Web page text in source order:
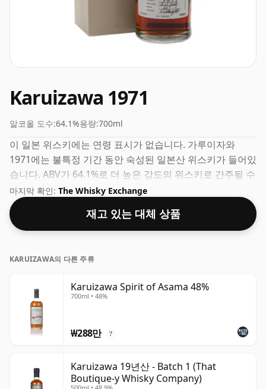
Karuizawa 1971
알코올 도수:64.1%용량:700ml
이 일본 위스키에는 연령 표시가 없습니다. 가루이자와
1971에는 불특정 기간 동안 숙성된 일본산 위스키가 들어있
습니다. ABV가 64.1%로 더 높은 강도의 위스키로 간주될 수
있습니다. 70cl의 일반 병입 크기로 제공됩니다.
마지막 확인: The Whisky Exchange
재고 있는 대체 상품
KARUIZAWA의 다른 주류
Karuizawa Spirit of Asama 48%
700ml • 48%
₩288만 ?
Karuizawa 19년산 - Batch 1 (That
Boutique-y Whisky Company)